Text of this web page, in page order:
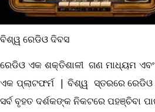
ବିଶ୍ୱ ରେଡିଓ ଦିବସ
ରେଡିଓ ଏକ ଶକ୍ତିଶାଳୀ ଗଣ ମାଧ୍ୟମ
ଏକ ପ୍ଲାଟଫର୍ମ | ବିଶ୍ୱ ସ୍ତରରେ ରେଡିଓ
ସର୍ବ ବୃହତ ଦର୍ଶକଙ୍କ ନିକଟରେ ପହଞ୍ଚିବା